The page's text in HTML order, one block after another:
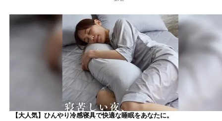
【大人気】ひんやり冷感寝具で快適な睡眠をあなたに。